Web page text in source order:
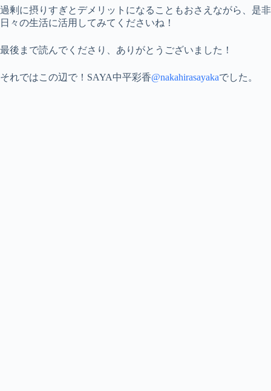
過剰に摂りすぎとデメリットになることもおさえながら、是非
日々の生活に活用してみてくださいね！
最後まで読んでくださり、ありがとうございました！
それではこの辺で！SAYA中平彩香@nakahirasayakaでした。